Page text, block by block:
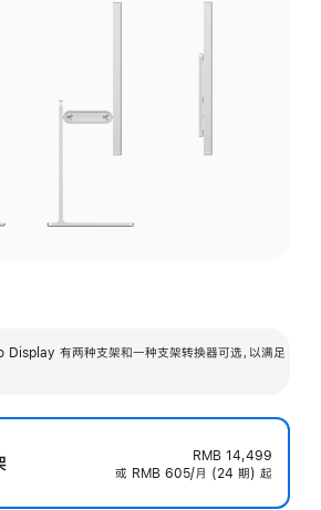
Display 有两种支架和一种支架转换器可选，以满足
RMB 14,499
或 RMB 605/月 (24 期) 起